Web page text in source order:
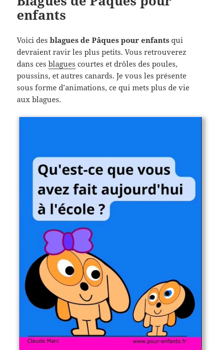
enfants
Voici desblagues de Pâques pour enfants qui
devraient ravir les plus petits. Vous retrouverez
dans cesblagues courtes et drôles des poules,
poussins, et autres canards. Je vous les présente
sous forme d’animations, ce qui mets plus de vie
aux blagues.